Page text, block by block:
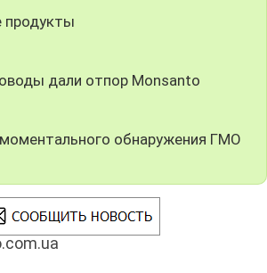
продукты
дали отпор Monsanto
обнаружения ГМО